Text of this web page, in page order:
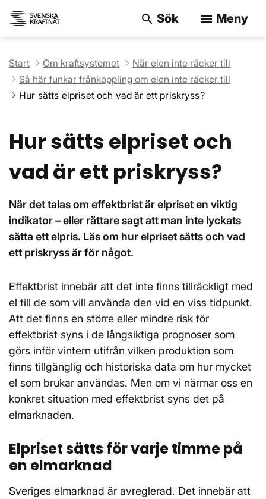
search Sök menu Meny
Start Om kraftsystemet
När elen inte räcker till
Så här funkar frånkoppling om elen inte räcker till
Hur sätts elpriset och vad är ett priskryss?
Hur sätts elpriset och
vad är ett priskryss?
När det talas om effektbrist är elpriset en viktig
indikator – eller rättare sagt att man inte lyckats
sätta ett elpris. Läs om hur elpriset sätts och vad
ett priskryss är för något.
Effektbrist innebär att det inte finns tillräckligt med
el till de som vill använda den vid en viss tidpunkt.
Att det finns en större eller mindre risk för
effektbrist syns i de långsiktiga prognoser som
görs inför vintern utifrån vilken produktion som
finns tillgänglig och historiska data om hur mycket
el som brukar användas. Men om vi närmar oss en
konkret situation med effektbrist syns det på
elmarknaden.
Elpriset sätts för varje timme på
en elmarknad
Sveriges elmarknad är avreglerad. Det innebär att